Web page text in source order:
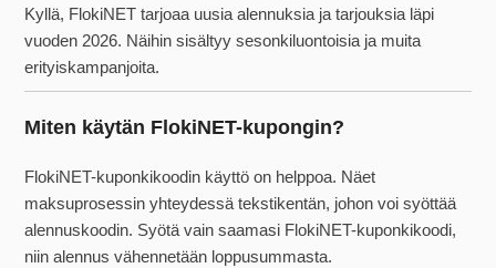
Kyllä, FlokiNET tarjoaa uusia alennuksia ja tarjouksia läpi
vuoden 2026. Näihin sisältyy sesonkiluontoisia ja muita
erityiskampanjoita.
Miten käytän FlokiNET-kupongin?
FlokiNET-kuponkikoodin käyttö on helppoa. Näet
maksuprosessin yhteydessä tekstikentän, johon voi syöttää
alennuskoodin. Syötä vain saamasi FlokiNET-kuponkikoodi,
niin alennus vähennetään loppusummasta.